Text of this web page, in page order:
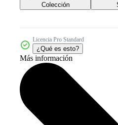
Colección
Licencia Pro Standard
¿Qué es esto?
Más información